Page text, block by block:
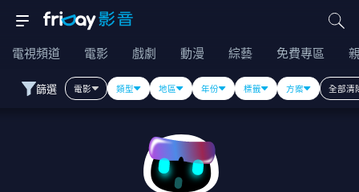
電視頻道 電影 戲劇 動漫 綜藝 免費專區
篩選 電影 類型 地區 年份 標籤 方案 全部清